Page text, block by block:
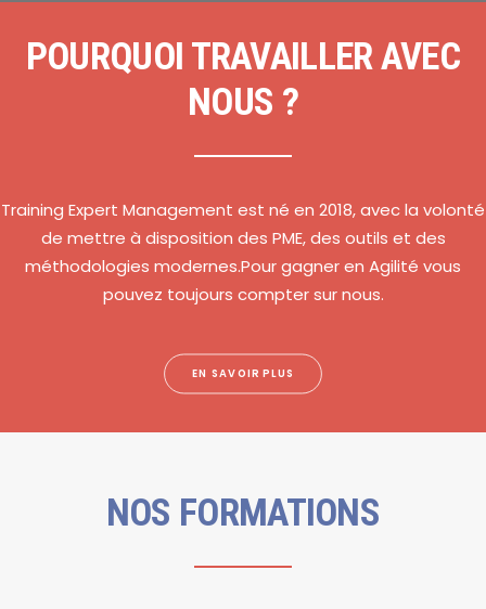
POURQUOI TRAVAILLER AVEC
NOUS ?
Training Expert Management est né en 2018, avec la volonté
de mettre à disposition des PME, des outils et des
méthodologies modernes.Pour gagner en Agilité vous
pouvez toujours compter sur nous.
EN SAVOIR PLUS
NOS FORMATIONS